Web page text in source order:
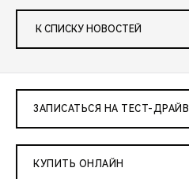
К СПИСКУ НОВОСТЕЙ
ЗАПИСАТЬСЯ НА ТЕСТ-ДРАЙВ
КУПИТЬ ОНЛАЙН